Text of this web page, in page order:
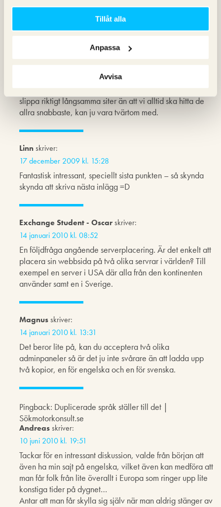
Tillåt alla
Anpassa
Avvisa
Magnusskriver:
16 december 2009 kl. 18:03
Ja helt klart klyverier men jag tror att det borde betyda att
om man har en ok snabb site så har man inte så mycket att
tjäna på att göra den ruskigt snabb. Om man däremot har
göra den ok snabb. Är ju bara spekulationer förstås
slippa riktigt långsamma siter än att vi alltid ska hitta de
allra snabbaste, kan ju vara tvärtom med.
Linnskriver:
17 december 2009 kl. 15:28
Fantastisk intressant, speciellt sista punkten – så skynda
skynda att skriva nästa inlägg =D
Exchange Student - Oscarskriver:
14 januari 2010 kl. 08:52
En följdfråga angående serverplacering. Är det enkelt att
placera sin webbsida på två olika servrar i världen? Till
exempel en server i USA där alla från den kontinenten
använder samt en i Sverige.
Magnusskriver:
14 januari 2010 kl. 13:31
Det beror lite på, kan du acceptera två olika
adminpaneler så är det ju inte svårare än att ladda upp
två kopior, en för engelska och en för svenska.
Pingback: Duplicerade språk ställer till det |
Sökmotorkonsult.se
Andreasskriver:
10 juni 2010 kl. 19:51
Tackar för en intressant diskussion, valde från början att
även ha min sajt på engelska, vilket även kan medföra att
man får folk från lite överallt i Europa som ringer upp lite
konstiga tider på dygnet…
Antar att man får skylla sig själv när man aldrig stänger av